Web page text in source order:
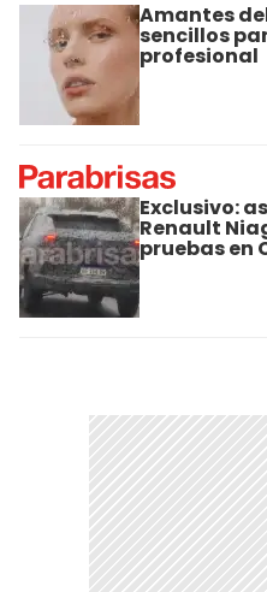
Amantes
sencillos
profesional
Exclusivo:
Renault
pruebas en